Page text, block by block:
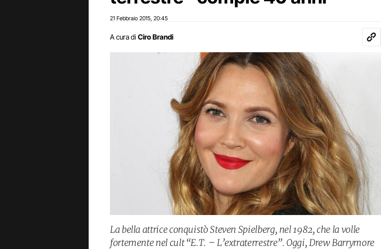
21 Febbraio 2015 20:45
A cura di Ciro Brandi
La bella attrice conquistò Steven Spielberg, nel 1982, che la volle
fortemente nel cult “E.T. – L’extraterrestre”. Oggi, Drew Barrymore